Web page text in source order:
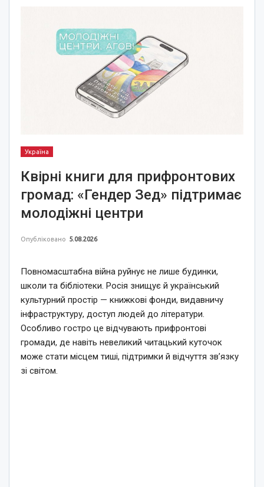
Україна
Квірні книги для прифронтових
громад: «Гендер Зед» підтримає
молодіжні центри
Опубліковано 5.08.2026
Повномасштабна війна руйнує не лише будинки,
школи та бібліотеки. Росія знищує й український
культурний простір — книжкові фонди, видавничу
інфраструктуру, доступ людей до літератури.
Особливо гостро це відчувають прифронтові
громади, де навіть невеликий читацький куточок
може стати місцем тиші, підтримки й відчуття зв’язку
зі світом.